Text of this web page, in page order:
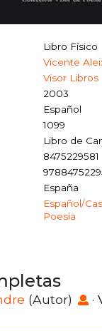
Libro Físico
Vicente
Visor Libros
2003
Español
1099
Libro de
8475229581
España
Español/
Poesía
(Autor) ·